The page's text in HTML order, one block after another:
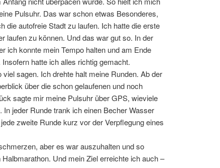
Pulsuhr. Das war schon etwas Besonderes,
die autofreie Stadt zu laufen. Ich hatte die erste
laufen zu können. Und das war gut so. In der
ich konnte mein Tempo halten und am Ende
hatte ich alles richtig gemacht.
sagen. Ich drehte halt meine Runden. Ab der
über die schon gelaufenen und noch
sagte mir meine Pulsuhr über GPS, wieviele
jeder Runde trank ich einen Becher Wasser
zweite Runde kurz vor der Verpflegung eines
aber es war auszuhalten und so
Und mein Ziel erreichte ich auch –